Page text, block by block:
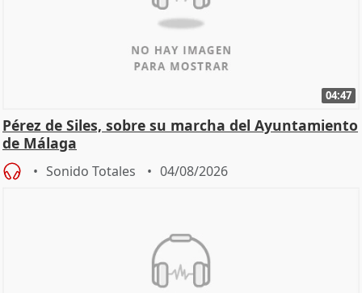
04:47
Pérez de Siles, sobre su marcha del Ayuntamiento
de Málaga
Sonido Totales 04/08/2026